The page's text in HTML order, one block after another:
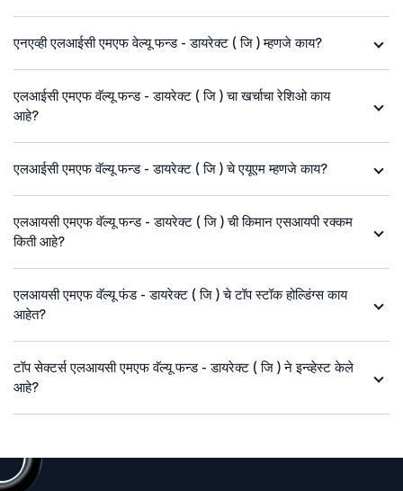
एनएव्ही एलआईसी एमएफ वेल्यू फन्ड - डायरेक्ट ( जि ) म्हणजे काय?
एलआईसी एमएफ वॅल्यू फन्ड - डायरेक्ट ( जि ) चा खर्चाचा रेशिओ काय
आहे?
एलआईसी एमएफ वॅल्यू फन्ड - डायरेक्ट ( जि ) चे एयूएम म्हणजे काय?
एलआयसी एमएफ वॅल्यू फन्ड - डायरेक्ट ( जि ) ची किमान एसआयपी रक्कम
किती आहे?
एलआयसी एमएफ वॅल्यू फंड - डायरेक्ट ( जि ) चे टॉप स्टॉक होल्डिंग्स काय
आहेत?
टॉप सेक्टर्स एलआयसी एमएफ वॅल्यू फन्ड - डायरेक्ट ( जि ) ने इन्व्हेस्ट केले
आहे?